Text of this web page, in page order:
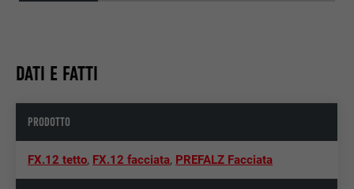
DATI E FATTI
PRODOTTO
FX.12 tetto, FX.12 facciata, PREFALZ Facciata